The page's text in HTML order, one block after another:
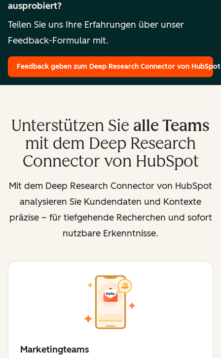
ausprobiert?
Teilen Sie uns Ihre Erfahrungen über unser
Feedback-Formular mit.
Feedback geben zum Deep Research Connector von HubSpot
Unterstützen Sie alle Teams
mit dem Deep Research
Connector von HubSpot
Mit dem Deep Research Connector von HubSpot
analysieren Sie Kundendaten und Kontexte
präzise – für tiefgehende Recherchen und sofort
nutzbare Erkenntnisse.
Marketingteams